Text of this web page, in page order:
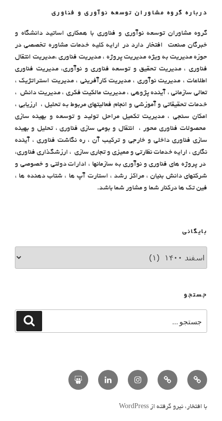
درباره گروه مشاوران توسعه نوآوری و فناوری
گروه مشاوران توسعه نوآوری و فناوری با همکاری اساتید دانشگاه و
خبرگان صنعت افتخار دارد در ارایه کلیه خدمات مشاوره تخصصی در
حوزه مدیریت به ویژه مدیریت پروژه ، مدیریت فناوری ،مدیریت انتقال
فناوری ، مدیریت تحقیق و توسعه فناوری و نوآوری، مدیریت فناوری
اطلاعات ، مدیریت نوآوری ، مدیریت کارآفرینی ، مدیریت استراتژیک ،
تعالی سازمانی ، آینده پژوهی ، مدیریت مالکیت فکری ، مدیریت دانش ،
خدمات تحقیقاتی و آموزشی و انجام فعالیتهای مربوط به تحلیل ، ارزیابی ،
امکان سنجی ، مدیریت تکمیل مراحل تولید و توسعه و بهینه سازی
محصولات فناوری محور ، انتقال و بومی سازی فناوری ، تحلیل و بهینه
سازی فناوری داخلی و خارجی و ترکیب آن ، ره نگاشت فناوری ، آینده
نگاری ، ارایه خدمات نظارتی و ممیزی و تجاری سازی ، ارزشگذاری فناوری،
در پروژه های فناوری و نوآوری به سازمانها ، ادارات دولتی و خصوصی و
شرکتهای دانش بنیان ، مراکز رشد ، استارت آپ ها ، شتاب دهنده ها ،
فین تک ها درکنار شما و مشاور شما باشد.
بایگانی
جستجو
با افتخار، نیرو گرفته از WordPress